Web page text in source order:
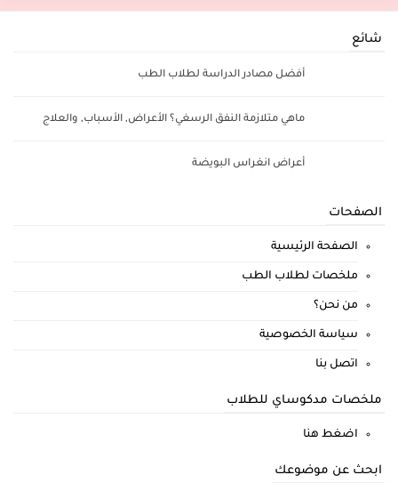
شائع
أفضل مصادر الدراسة لطلاب الطب
ماهي متلازمة النفق الرسغي؟ الأعراض, الأسباب, والعلاج
أعراض انغراس البويضة
الصفحات
الصفحة الرئيسية
ملخصات لطلاب الطب
من نحن؟
سياسة الخصوصية
اتصل بنا
ملخصات مدكوساي للطلاب
اضغط هنا
ابحث عن موضوعك